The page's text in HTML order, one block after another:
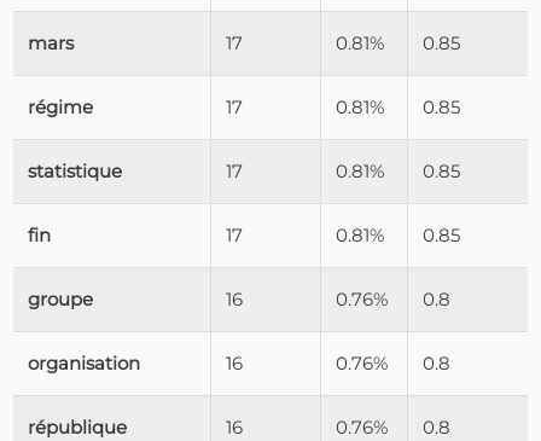
mars 17 0.81% 0.85
régime 17 0.81% 0.85
statistique 17 0.81% 0.85
fin 17 0.81% 0.85
groupe 16 0.76% 0.8
organisation 16 0.76% 0.8
république 16 0.76% 0.8